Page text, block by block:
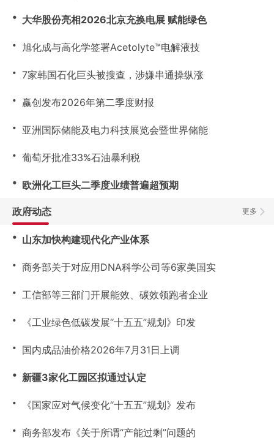
・ 大华股份亮相2026北京充换电展 赋能绿色
・ 旭化成与高化学签署Acetolyte™电解液技
・ 7家韩国石化巨头被搜查，涉嫌串通操纵涨
・ 赢创发布2026年第二季度财报
・ 亚洲国际储能及电力科技展览会暨世界储能
・ 葡萄牙批准33%石油暴利税
・ 欧洲化工巨头二季度业绩普遍超预期
更多
政府动态
・ 山东加快构建现代化产业体系
・ 商务部关于对应用DNA科学公司等6家美国实
・ 工信部等三部门开展能效、碳效领跑者企业
・ 《工业绿色低碳发展“十五五”规划》印发
・ 国内成品油价格2026年7月31日上调
・ 新疆3家化工园区拟通过认定
・ 《国家应对气候变化“十五五”规划》发布
・ 商务部发布《关于所谓“产能过剩”问题的